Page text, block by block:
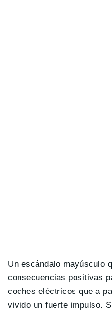
Un escándalo mayúsculo
consecuencias positivas
coches eléctricos que a
vivido un fuerte impulso.